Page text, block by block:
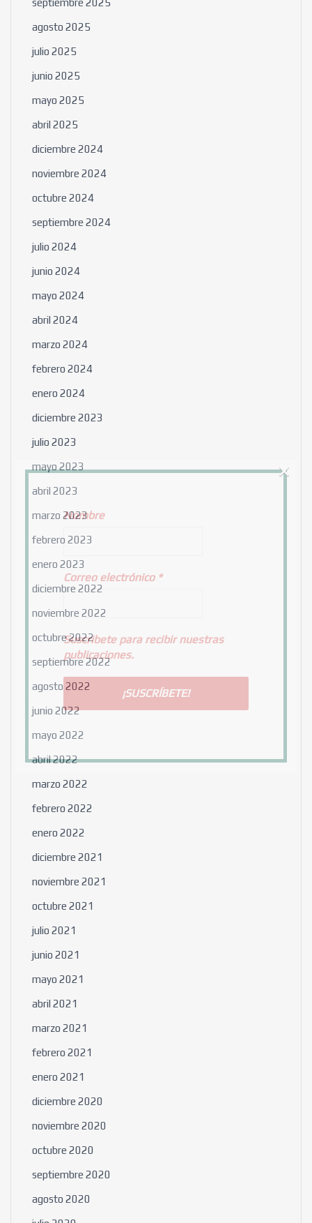
septiembre 2025
agosto 2025
julio 2025
junio 2025
mayo 2025
abril 2025
diciembre 2024
noviembre 2024
octubre 2024
septiembre 2024
julio 2024
junio 2024
mayo 2024
abril 2024
marzo 2024
febrero 2024
enero 2024
diciembre 2023
julio 2023
mayo 2023
abril 2023
marzo 2023
febrero 2023
enero 2023
diciembre 2022
noviembre 2022
octubre 2022
septiembre 2022
agosto 2022
junio 2022
mayo 2022
abril 2022
marzo 2022
febrero 2022
enero 2022
diciembre 2021
noviembre 2021
octubre 2021
julio 2021
junio 2021
mayo 2021
abril 2021
marzo 2021
febrero 2021
enero 2021
diciembre 2020
noviembre 2020
octubre 2020
septiembre 2020
agosto 2020
Nombre
Correo electrónico *
Suscribete para recibir nuestras
publicaciones.
×